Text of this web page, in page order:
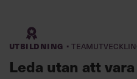
Utbildning ·
Leda utan att